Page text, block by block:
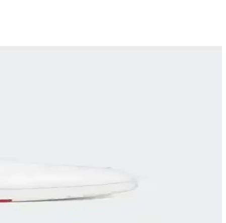
ve sezon özellikleri burada.